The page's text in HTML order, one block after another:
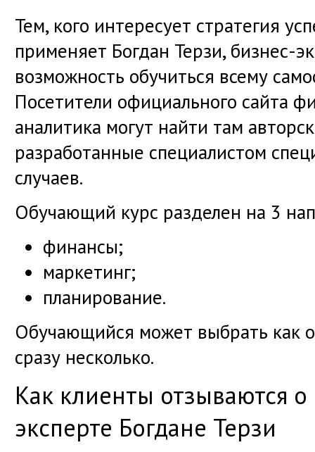
Тем, кого интересует стратегия
применяет Богдан Терзи, бизнес-
возможность обучиться всему
Посетители официального сайта
аналитика могут найти там
разработанные специалистом
случаев.
Обучающий курс разделен на 3
финансы;
маркетинг;
планирование.
Обучающийся может выбрать как
сразу несколько.
Как клиенты отзываются о
эксперте Богдане Терзи